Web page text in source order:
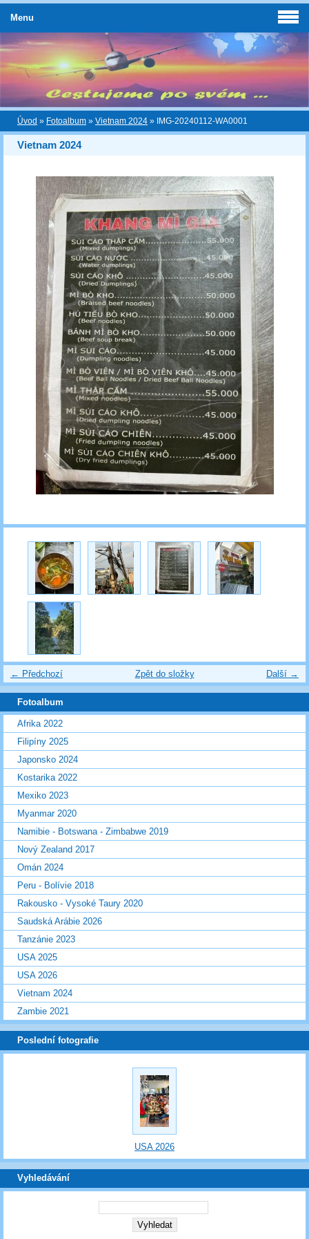
Úvod » Fotoalbum » Vietnam 2024 » IMG-20240112-WA0001
Vietnam 2024
← Předchozí Další →
Zpět do složky
Menu
Fotoalbum
Afrika 2022
Filipíny 2025
Japonsko 2024
Kostarika 2022
Mexiko 2023
Myanmar 2020
Namibie - Botswana - Zimbabwe 2019
Nový Zealand 2017
Omán 2024
Peru - Bolívie 2018
Rakousko - Vysoké Taury 2020
Saudská Arábie 2026
Tanzánie 2023
USA 2025
USA 2026
Vietnam 2024
Zambie 2021
Poslední fotografie
USA 2026
Vyhledávání